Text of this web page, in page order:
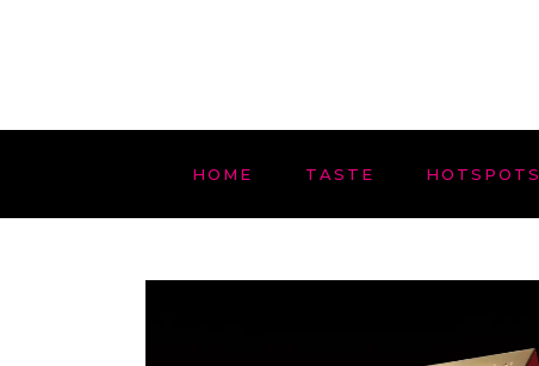
HOME TASTE HOTSPOTS